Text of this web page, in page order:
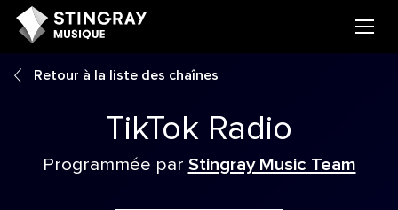
Retour à la liste des chaînes
TikTok Radio
Programmée par Stingray Music Team